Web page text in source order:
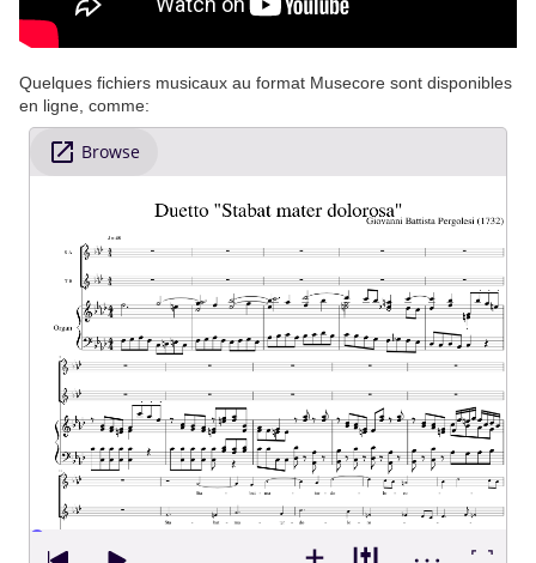
Quelques fichiers musicaux au format Musecore sont disponibles
en ligne, comme: